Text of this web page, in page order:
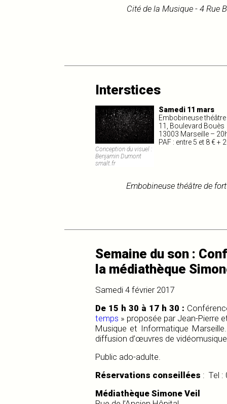
Cité de la Musique - 4 Rue
Interstices
Conception du visuel :
Benjamin Dumont
smalt.fr
Samedi 11 mars
Embobineuse
11, Boulevard Bouès
13003 Marseille –
PAF : entre 5 et 8 € +
Embobineuse théâtre de
Semaine du son :
la médiathèque
Samedi 4 février 2017
De 15 h 30 à 17 h 30 :
temps » proposée par Jean-Pierre
Musique et Informatique
diffusion d’œuvres de
Public ado-adulte.
Réservations conseillées : Tel :
Médiathèque Simone Veil